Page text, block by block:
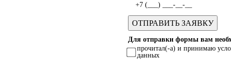
Для отправки формы вам
прочитал(-а) и принимаю
данных